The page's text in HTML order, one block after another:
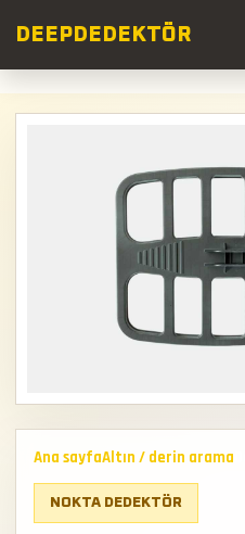
DEEP DEDEKTÖR
Ana sayfaAltın / derin arama
NOKTA DEDEKTÖR